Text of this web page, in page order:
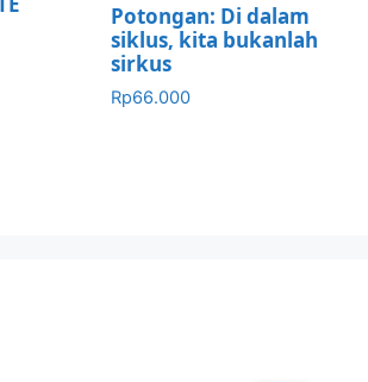
Potongan: Di dalam
siklus, kita bukanlah
sirkus
Rp66.000